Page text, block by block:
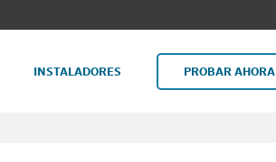
INSTALADORES PROBAR AHORA